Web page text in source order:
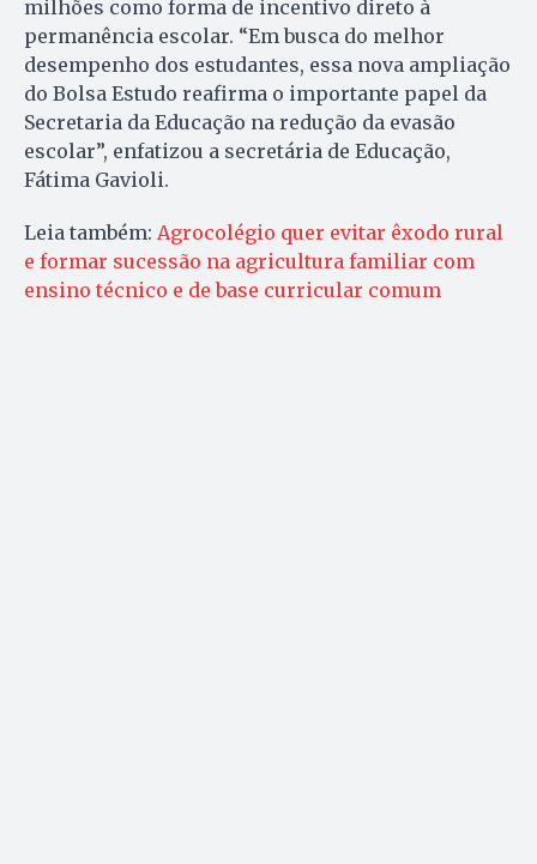
milhões como forma de incentivo direto à
permanência escolar. “Em busca do melhor
desempenho dos estudantes, essa nova ampliação
do Bolsa Estudo reafirma o importante papel da
Secretaria da Educação na redução da evasão
escolar”, enfatizou a secretária de Educação,
Fátima Gavioli.
Leia também: Agrocolégio quer evitar êxodo rural
e formar sucessão na agricultura familiar com
ensino técnico e de base curricular comum